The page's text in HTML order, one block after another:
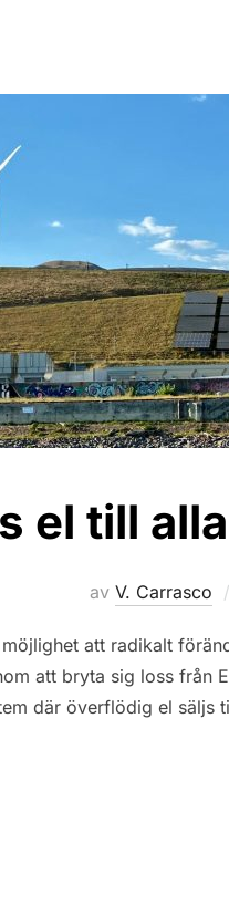
el till
av V. Carrasco
att radikalt
att bryta sig loss från
där överflödig el säljs